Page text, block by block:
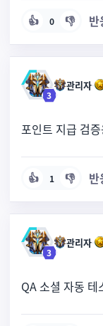
👍 0 👎 반
3
관리자·
포인트 지급 검
👍 1 👎 반
3
관리자·
QA 소셜 자동